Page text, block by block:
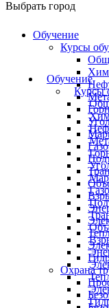
Обучение
Курсы
Охрана
Выбрать город
Обучение
Курсы